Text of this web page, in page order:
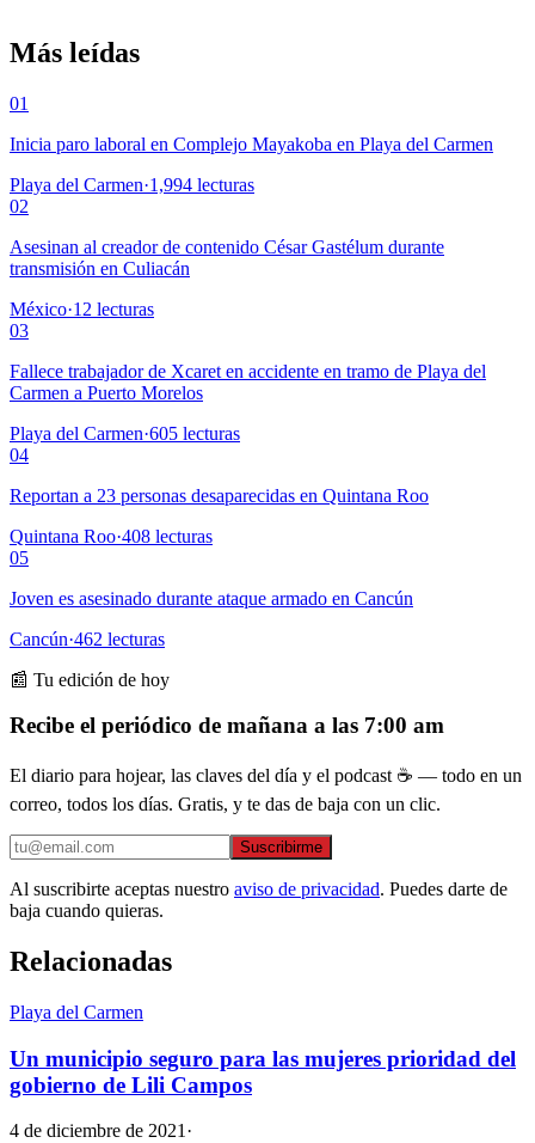
Más leídas
01
Inicia paro laboral en Complejo Mayakoba en Playa del Carmen
Playa del Carmen·1,994 lecturas
02
Asesinan al creador de contenido César Gastélum durante
transmisión en Culiacán
México·12 lecturas
03
Fallece trabajador de Xcaret en accidente en tramo de Playa del
Carmen a Puerto Morelos
Playa del Carmen·605 lecturas
04
Reportan a 23 personas desaparecidas en Quintana Roo
Quintana Roo·408 lecturas
05
Joven es asesinado durante ataque armado en Cancún
Cancún·462 lecturas
📰 Tu edición de hoy
Recibe el periódico de mañana a las 7:00 am
El diario para hojear, las claves del día y el podcast ☕ — todo en un
correo, todos los días. Gratis, y te das de baja con un clic.
Suscribirme
Al suscribirte aceptas nuestro aviso de privacidad. Puedes darte de
baja cuando quieras.
Relacionadas
Playa del Carmen
Un municipio seguro para las mujeres prioridad del
gobierno de Lili Campos
4 de diciembre de 2021 ·